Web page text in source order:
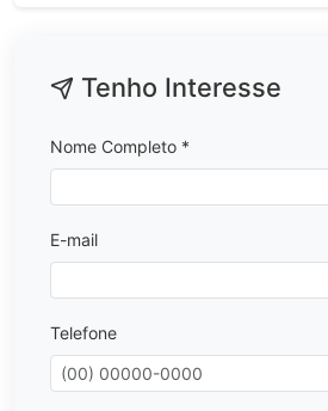
Tenho Interesse
Nome Completo *
E-mail
Telefone